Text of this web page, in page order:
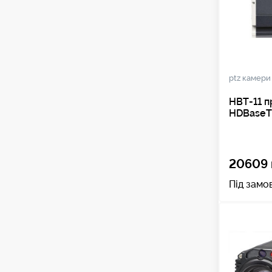
ptz камери
HBT-11
HDBaseT
20609
Під